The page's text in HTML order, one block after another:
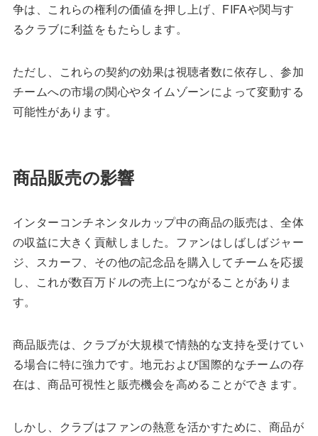
争は、これらの権利の価値を押し上げ、FIFAや関与す
るクラブに利益をもたらします。
ただし、これらの契約の効果は視聴者数に依存し、参加
チームへの市場の関心やタイムゾーンによって変動する
可能性があります。
商品販売の影響
インターコンチネンタルカップ中の商品の販売は、全体
の収益に大きく貢献しました。ファンはしばしばジャー
ジ、スカーフ、その他の記念品を購入してチームを応援
し、これが数百万ドルの売上につながることがありま
す。
商品販売は、クラブが大規模で情熱的な支持を受けてい
る場合に特に強力です。地元および国際的なチームの存
在は、商品可視性と販売機会を高めることができます。
しかし、クラブはファンの熱意を活かすために、商品が